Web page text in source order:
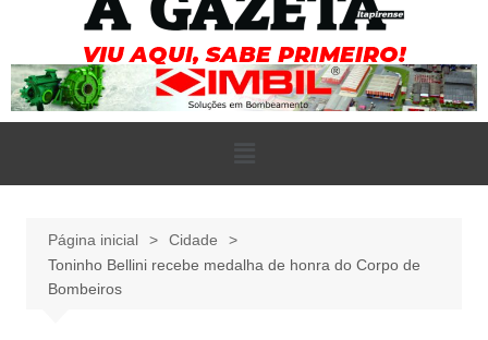
Página inicial
Cidade
Toninho Bellini recebe medalha de honra do Corpo de
Bombeiros